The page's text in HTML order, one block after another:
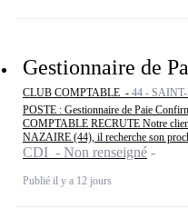
Gestionnaire de
CLUB COMPTABLE - 44 -
POSTE : Gestionnaire de Paie
COMPTABLE RECRUTE Notre
NAZAIRE (44), il recherche son
CDI - Non renseigné
Publié il y a 12 jours